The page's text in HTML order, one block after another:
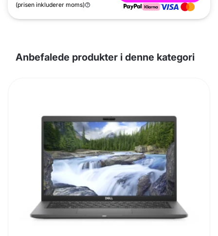
(prisen inkluderer moms)
Anbefalede produkter i denne kategori